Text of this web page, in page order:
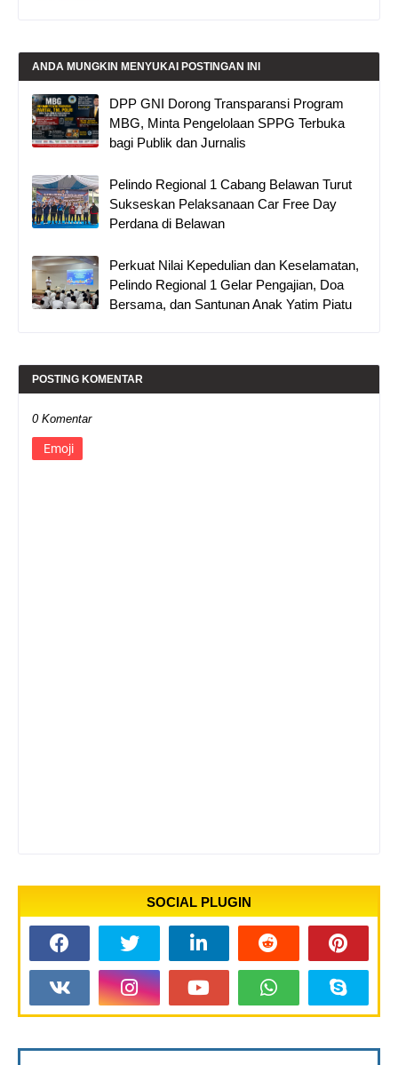
ANDA MUNGKIN MENYUKAI POSTINGAN INI
DPP GNI Dorong Transparansi Program
MBG, Minta Pengelolaan SPPG Terbuka
bagi Publik dan Jurnalis
Pelindo Regional 1 Cabang Belawan Turut
Sukseskan Pelaksanaan Car Free Day
Perdana di Belawan
Perkuat Nilai Kepedulian dan Keselamatan,
Pelindo Regional 1 Gelar Pengajian, Doa
Bersama, dan Santunan Anak Yatim Piatu
POSTING KOMENTAR
0 Komentar
Emoji
SOCIAL PLUGIN